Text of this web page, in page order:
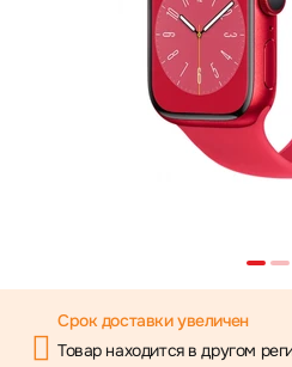
Срок доставки увеличен
Товар находится в другом